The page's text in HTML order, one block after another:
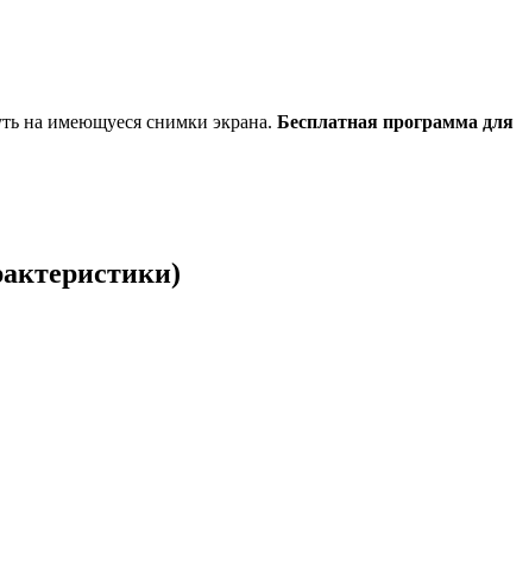
на имеющуеся снимки экрана. Бесплатная программа для